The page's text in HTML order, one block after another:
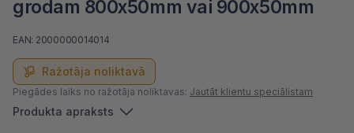
grodam 800x50mm vai 900x50mm
Ražotāja noliktavā
EAN: 2000000014014
Piegādes laiks no ražotāja noliktavas: Jautāt klientu speciālistam
Produkta apraksts